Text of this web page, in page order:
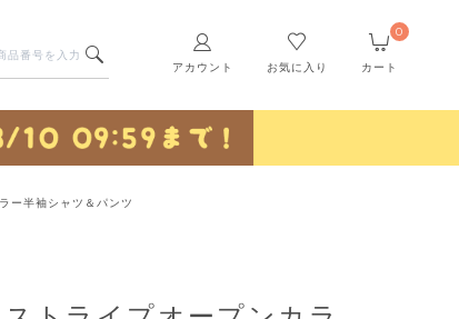
アカウント お気に入り カート
0
ー半袖シャツ＆パンツ